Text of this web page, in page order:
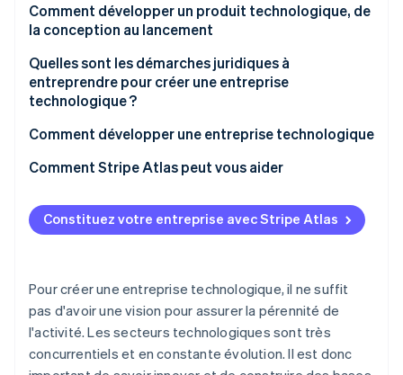
Identifiez les rôles clés à un stade précoce
Recrutez en fonction des compétences et de
l’adéquation culturelle
Utilisez votre réseau
Offrez plus qu’un salaire
Faites votre choix entre distanciel et présentiel
Comment développer un produit technologique, de
la conception au lancement
Quelles sont les démarches juridiques à
entreprendre pour créer une entreprise
technologique ?
Structure de l’entreprise
Immatriculation
Propriété intellectuelle
Contrats et accords
Comment développer une entreprise technologique
Comment Stripe Atlas peut vous aider
S’inscrire sur Atlas
Accepter des paiements et effectuer des
Achat dématérialisé des actions du fondateur
Déclaration fiscale automatique au titre de
l’article 83(b)
Constituez votre entreprise avec Stripe Atlas
Pour créer une entreprise technologique, il ne suffit
pas d'avoir une vision pour assurer la pérennité de
l'activité. Les secteurs technologiques sont très
concurrentiels et en constante évolution. Il est donc